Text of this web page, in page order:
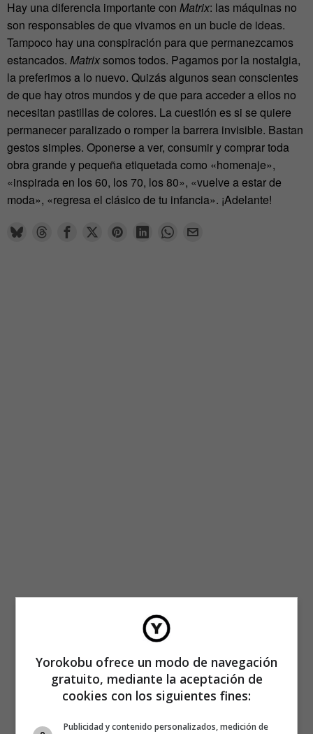
Hay una diferencia importante con Matrix: las máquinas no
son responsables de que vivamos en un bucle de ideas.
Tampoco hay una conspiración para que permanezcamos
estancados. Matrixsomos todos. Pagamos por la nostalgia,
la preferimos a lo nuevo. Quizás algunos sean conscientes
de que hay otros mundos y de que para acceder a ellos no
necesitan pastillas de colores. La cuestión es si se quiere
permanecer paralizado o romper la barrera invisible. Bastan
gestos simples. Oponerse a ver, consumir y comprar toda
obra grande y pequeña etiquetada como «homenaje»,
«inspirada en los 60, los 70, los 80», «vuelve a estar de
moda», «regresa el clásico de tu infancia». ¡Adelante!
Yorokobu ofrece un modo de navegación
gratuito, mediante la aceptación de
cookies con los siguientes fines:
Publicidad y contenido personalizados, medición de